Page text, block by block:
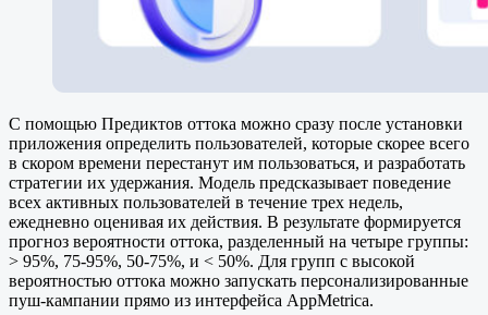
С помощью Предиктов оттока можно сразу после установки
приложения определить пользователей, которые скорее всего
в скором времени перестанут им пользоваться, и разработать
стратегии их удержания. Модель предсказывает поведение
всех активных пользователей в течение трех недель,
ежедневно оценивая их действия. В результате формируется
прогноз вероятности оттока, разделенный на четыре группы:
> 95%, 75-95%, 50-75%, и < 50%. Для групп с высокой
вероятностью оттока можно запускать персонализированные
пуш-кампании прямо из интерфейса AppMetrica.